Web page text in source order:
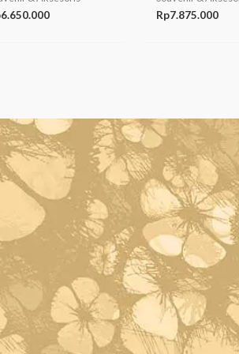
6.650.000
Rp7.875.000